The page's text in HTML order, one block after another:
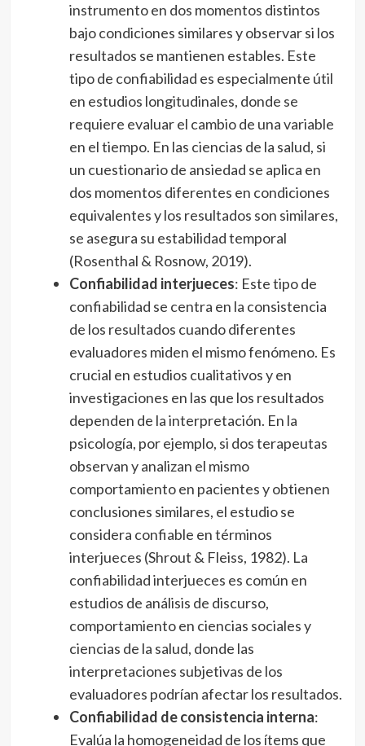
instrumento en dos momentos distintos
bajo condiciones similares y observar si los
resultados se mantienen estables. Este
tipo de confiabilidad es especialmente útil
en estudios longitudinales, donde se
requiere evaluar el cambio de una variable
en el tiempo. En las ciencias de la salud, si
un cuestionario de ansiedad se aplica en
dos momentos diferentes en condiciones
equivalentes y los resultados son similares,
se asegura su estabilidad temporal
(Rosenthal & Rosnow, 2019).
Confiabilidad interjueces: Este tipo de
confiabilidad se centra en la consistencia
de los resultados cuando diferentes
evaluadores miden el mismo fenómeno. Es
crucial en estudios cualitativos y en
investigaciones en las que los resultados
dependen de la interpretación. En la
psicología, por ejemplo, si dos terapeutas
observan y analizan el mismo
comportamiento en pacientes y obtienen
conclusiones similares, el estudio se
considera confiable en términos
interjueces (Shrout & Fleiss, 1982). La
confiabilidad interjueces es común en
estudios de análisis de discurso,
comportamiento en ciencias sociales y
ciencias de la salud, donde las
interpretaciones subjetivas de los
evaluadores podrían afectar los resultados.
Confiabilidad de consistencia interna:
Evalúa la homogeneidad de los ítems que